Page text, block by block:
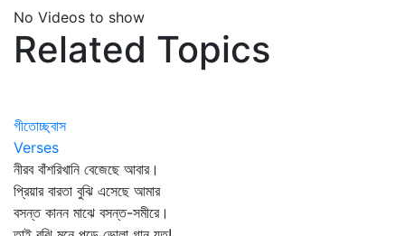
No Videos to show
Related Topics
গীতোচ্ছ্বাস
Verses
নীরব বাঁশরিখানি বেজেছে আবার।
প্রিয়ার বারতা বুঝি এসেছে আমার
বসন্ত কানন মাঝে বসন্ত-সমীরে।